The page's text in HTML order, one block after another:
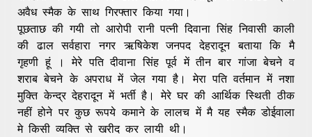
अवैध स्मैक के साथ गिरफ्तार किया गया।
पूछताछ की गयी तो आरोपी रानी पत्नी दिवाना सिंह निवासी काली
की ढाल सर्वहारा नगर ऋषिकेश जनपद देहरादून बताया कि मै
गृहणी हूं । मेरे पति दीवाना सिंह पूर्व में तीन बार गांजा बेचने व
शराब बेचने के अपराध में जेल गया है। मेरा पति वर्तमान में नशा
मुक्ति केन्द्र देहरादून में भर्ती है। मेरे घर की आर्थिक स्थिती ठीक
नहीं होने पर कुछ रूपये कमाने के लालच में मै यह स्मैक डोईवाला
मे किसी व्यक्ति से खरीद कर लायी थी।